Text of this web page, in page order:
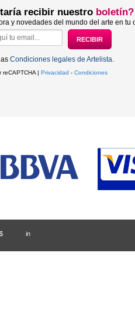
recibir nuestro boletín?
y novedades del mundo del arte en tu
Condiciones legales de Artelista.
reCAPTCHA | Privacidad - Condiciones
in